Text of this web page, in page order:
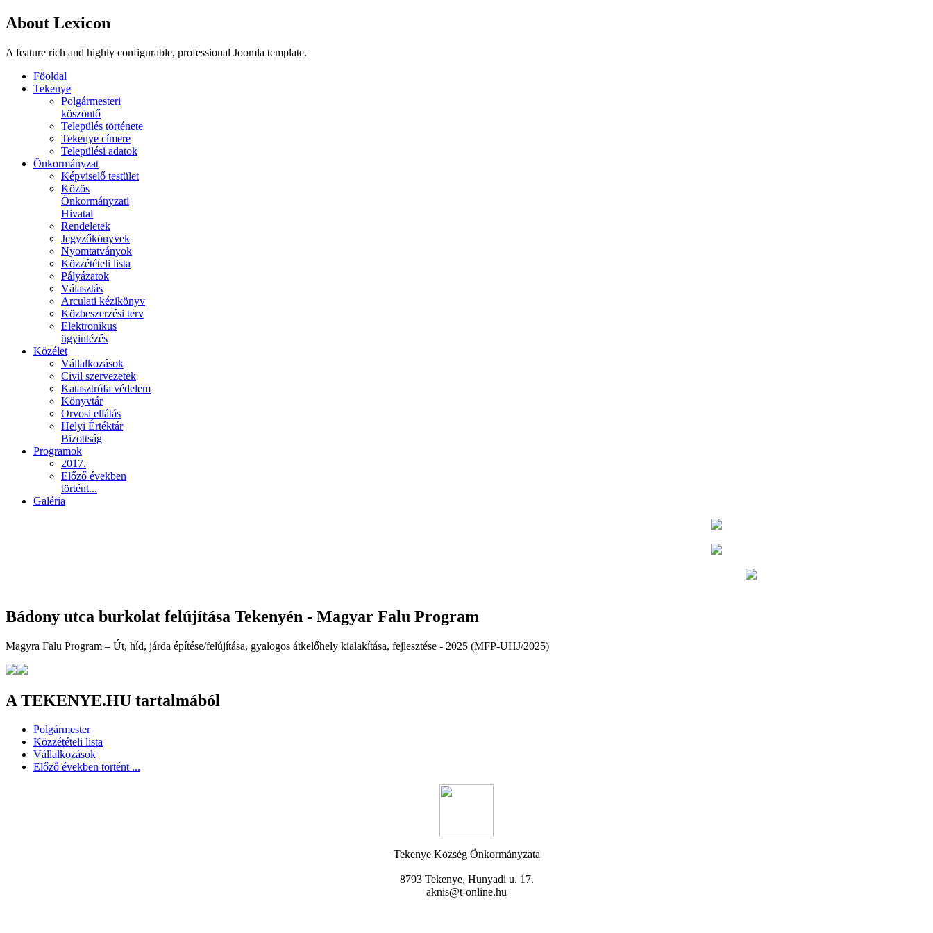
About Lexicon
A feature rich and highly configurable, professional Joomla template.
Főoldal
Tekenye
Polgármesteri
köszöntő
Település története
Tekenye címere
Települési adatok
Önkormányzat
Képviselő testület
Közös
Önkormányzati
Hivatal
Rendeletek
Jegyzőkönyvek
Nyomtatványok
Közzétételi lista
Pályázatok
Választás
Arculati kézikönyv
Közbeszerzési terv
Elektronikus
ügyintézés
Közélet
Vállalkozások
Civil szervezetek
Katasztrófa védelem
Könyvtár
Orvosi ellátás
Helyi Értéktár
Bizottság
Programok
2017.
Előző években
történt...
Galéria
Bádony utca burkolat felújítása Tekenyén - Magyar Falu Program
Magyra Falu Program – Út, híd, járda építése/felújítása, gyalogos átkelőhely kialakítása, fejlesztése - 2025 (MFP-UHJ/2025)
A TEKENYE.HU tartalmából
Polgármester
Közzétételi lista
Vállalkozások
Előző években történt ...
Tekenye Község Önkormányzata
8793 Tekenye, Hunyadi u. 17.
aknis@t-online.hu